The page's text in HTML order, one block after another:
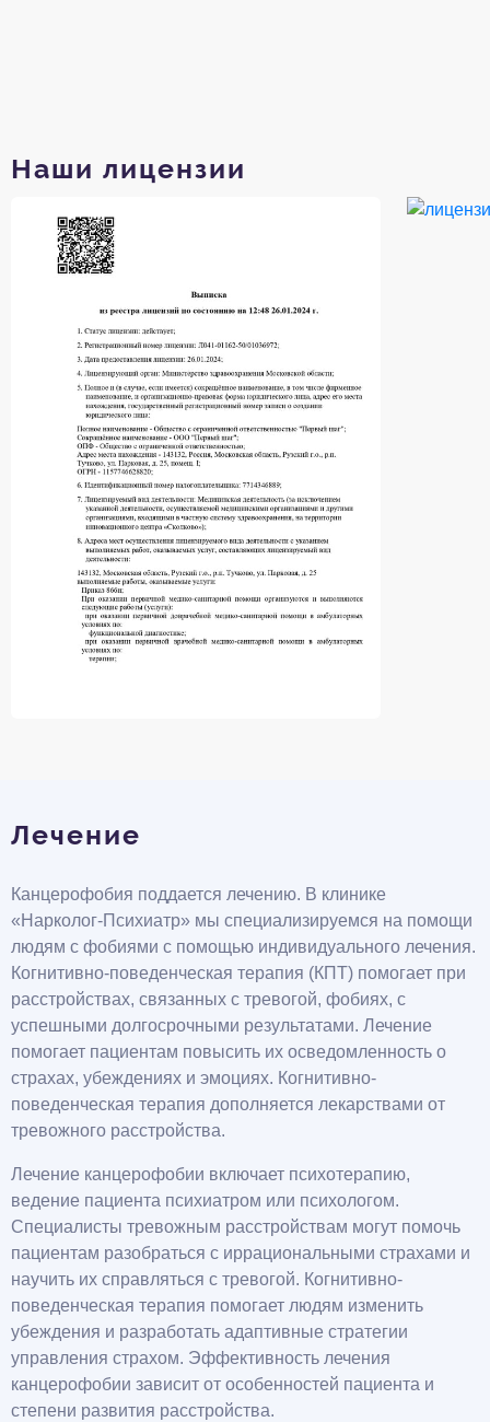
Наши лицензии
Лечение
Канцерофобия поддается лечению. В клинике
«Нарколог-Психиатр» мы специализируемся на помощи
людям с фобиями с помощью индивидуального лечения.
Когнитивно-поведенческая терапия (КПТ) помогает при
расстройствах, связанных с тревогой, фобиях, с
успешными долгосрочными результатами. Лечение
помогает пациентам повысить их осведомленность о
страхах, убеждениях и эмоциях. Когнитивно-
поведенческая терапия дополняется лекарствами от
тревожного расстройства.
Лечение канцерофобии включает психотерапию,
ведение пациента психиатром или психологом.
Специалисты тревожным расстройствам могут помочь
пациентам разобраться с иррациональными страхами и
научить их справляться с тревогой. Когнитивно-
поведенческая терапия помогает людям изменить
убеждения и разработать адаптивные стратегии
управления страхом. Эффективность лечения
канцерофобии зависит от особенностей пациента и
степени развития расстройства.